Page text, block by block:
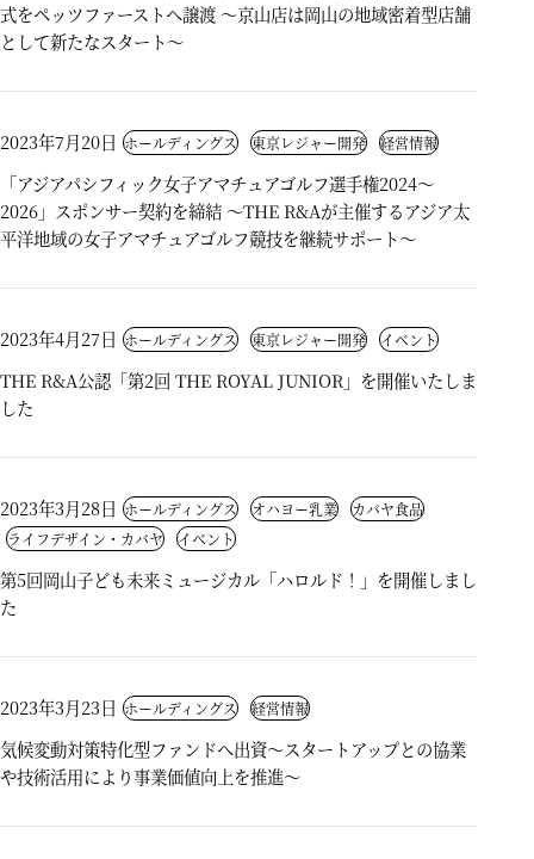
式をペッツファーストへ譲渡 ～京山店は岡山の地域密着型店舗
として新たなスタート～
2023年7月20日 ホールディングス 東京レジャー開発 経営情報
「アジアパシフィック女子アマチュアゴルフ選手権2024～
2026」スポンサー契約を締結 ～THE R&Aが主催するアジア太
平洋地域の女子アマチュアゴルフ競技を継続サポート～
2023年4月27日 ホールディングス 東京レジャー開発 イベント
THE R&A公認「第2回 THE ROYAL JUNIOR」を開催いたしま
した
2023年3月28日 ホールディングス オハヨー乳業
カバヤ食品
ライフデザイン・カバヤ
イベント
第5回岡山子ども未来ミュージカル「ハロルド！」を開催しまし
た
2023年3月23日 ホールディングス 経営情報
気候変動対策特化型ファンドへ出資～スタートアップとの協業
や技術活用により事業価値向上を推進～